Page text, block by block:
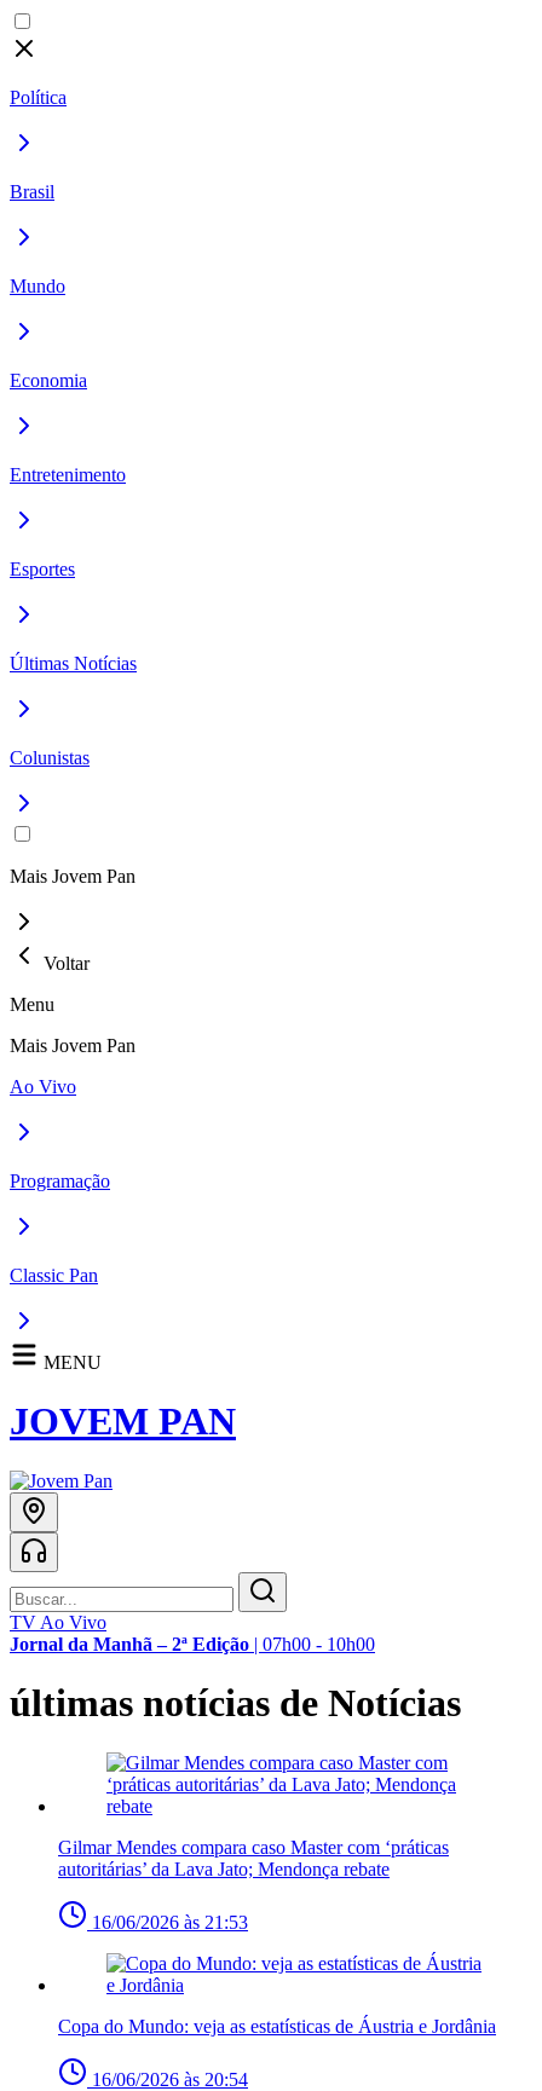
Política
Brasil
Mundo
Economia
Entretenimento
Esportes
Últimas Notícias
Colunistas
Mais Jovem Pan
Voltar
Menu
Mais Jovem Pan
Ao Vivo
Programação
Classic Pan
MENU
JOVEM PAN
TV Ao Vivo
Jornal da Manhã – 2ª Edição | 07h00 - 10h00
últimas notícias de Notícias
Gilmar Mendes compara caso Master com ‘práticas
autoritárias’ da Lava Jato; Mendonça rebate
16/06/2026 às 21:53
Copa do Mundo: veja as estatísticas de Áustria e Jordânia
16/06/2026 às 20:54